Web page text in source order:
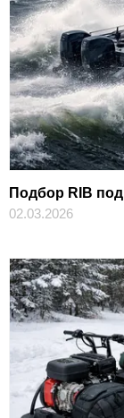
Подбор RIB
02.03.2026